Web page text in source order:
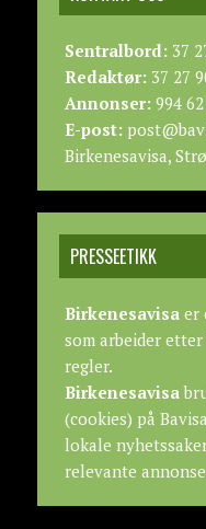
Sentralbord:37
Redaktør:37 27
Annonser:994 62
E-post:
Birkenesavisa,
PRESSEETIKK
Birkenesavisaer
som arbeider etter
regler.
Birkenesavisa
(cookies) på
lokale
relevante